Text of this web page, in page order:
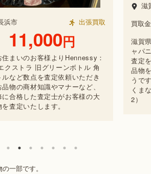
島市
出張買取
8,000
まいの方からSuntory：響 ジ
ハーモニーなど複数点の買取・
頼いただきました。まとめてお
出せて満足していただけたよ
物の査定経験豊富な査定士が
します。（買取日：2025/07/2
滋
買取
京都
金キ
頼い
物に
す。
ご指
一部です。